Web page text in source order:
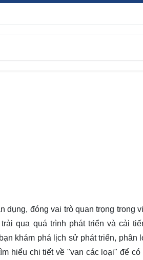
dụng, đóng vai trò quan trọng trong
qua quá trình phát triển và cải
khám phá lịch sử phát triển, phân
hiểu chi tiết về "van các loại" để có